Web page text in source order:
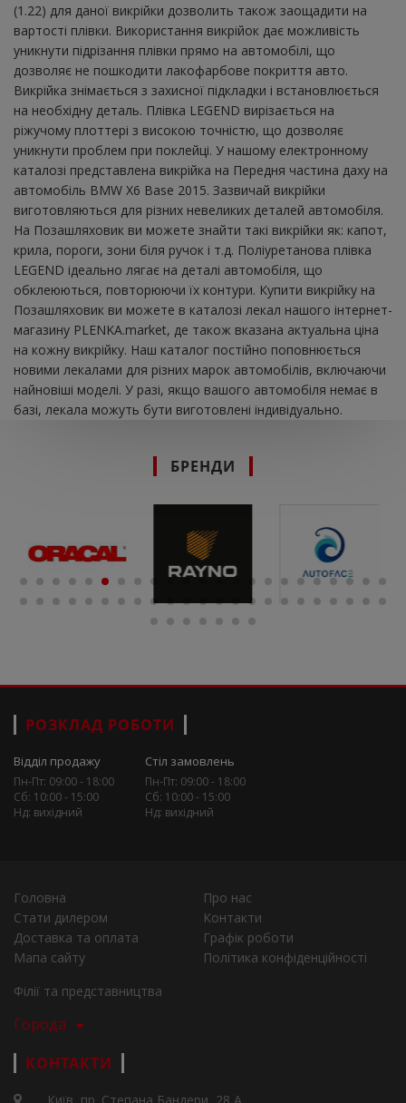
(1.22) для даної викрійки дозволить також заощадити на
вартості плівки. Використання викрійок дає можливість
уникнути підрізання плівки прямо на автомобілі, що
дозволяє не пошкодити лакофарбове покриття авто.
Викрійка знімається з захисної підкладки і встановлюється
на необхідну деталь. Плівка LEGEND вирізається на
ріжучому плоттері з високою точністю, що дозволяє
уникнути проблем при поклейці. У нашому електронному
каталозі представлена ​​викрійка на Передня частина даху на
автомобіль BMW X6 Base 2015. Зазвичай викрійки
виготовляються для різних невеликих деталей автомобіля.
На Позашляховик ви можете знайти такі викрійки як: капот,
крила, пороги, зони біля ручок і т.д. Поліуретанова плівка
LEGEND ідеально лягає на деталі автомобіля, що
обклеюються, повторюючи їх контури. Купити викрійку на
Позашляховик ви можете в каталозі лекал нашого інтернет-
магазину PLENKA.market, де також вказана актуальна ціна
на кожну викрійку. Наш каталог постійно поповнюється
новими лекалами для різних марок автомобілів, включаючи
найновіші моделі. У разі, якщо вашого автомобіля немає в
базі, лекала можуть бути виготовлені індивідуально.
БРЕНДИ
РОЗКЛАД РОБОТИ
Відділ продажу
Пн-Пт: 09:00 - 18:00
Сб: 10:00 - 15:00
Нд: вихідний
Стіл замовлень
Пн-Пт: 09:00 - 18:00
Сб: 10:00 - 15:00
Нд: вихідний
Головна
Про нас
Стати дилером
Контакти
Доставка та оплата
Графік роботи
Мапа сайту
Політика конфіденційності
Філії та представництва
Города
КОНТАКТИ